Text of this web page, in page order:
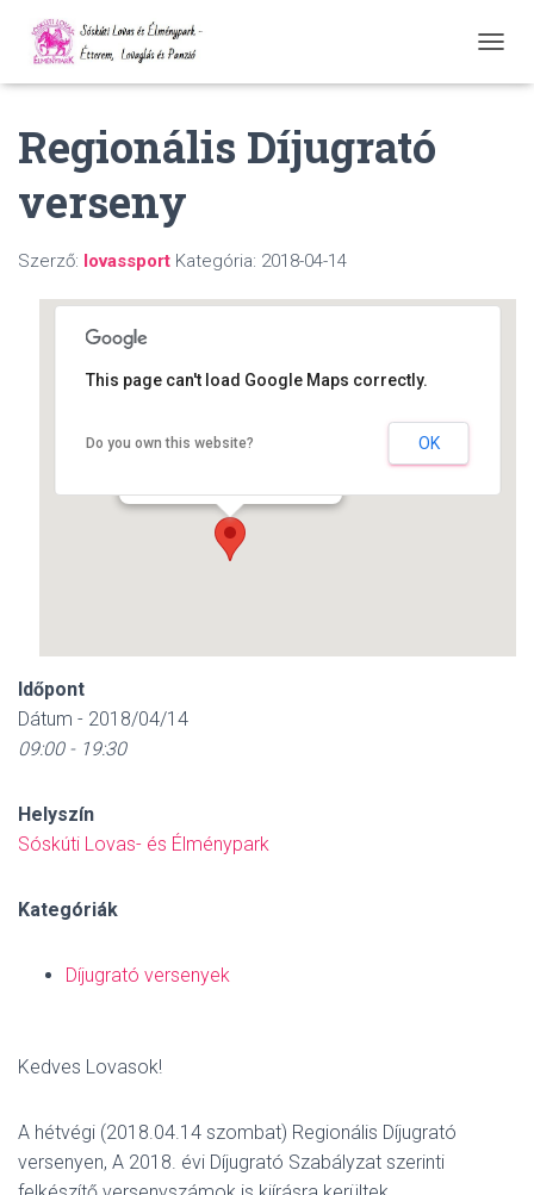
A
S
A
Regionális Díjugrató
verseny
Szerző: lovassport Kategória: 2018-04-14
Sóskúti Lovas- és Élménypark
This page can't load Google Maps correctly.
Do you own this website? OK
Időpont
Dátum - 2018/04/14
09:00 - 19:30
Helyszín
Sóskúti Lovas- és Élménypark
Kategóriák
Díjugrató versenyek
Kedves Lovasok!
A hétvégi (2018.04.14 szombat) Regionális Díjugrató
versenyen, A 2018. évi Díjugrató Szabályzat szerinti